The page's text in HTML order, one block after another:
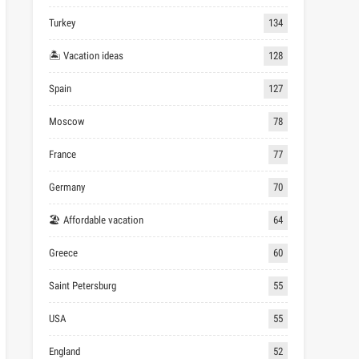
Turkey 134
🏝 Vacation ideas 128
Spain 127
Moscow 78
France 77
Germany 70
🏖 Affordable vacation 64
Greece 60
Saint Petersburg 55
USA 55
England 52